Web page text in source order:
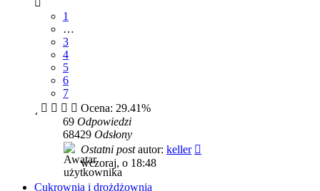
1
…
3
4
5
6
7
Ocena: 29.41%
69 Odpowiedzi
68429 Odsłony
Ostatni postautor: keller
wczoraj, o 18:48
Cukrownia i drożdżownia